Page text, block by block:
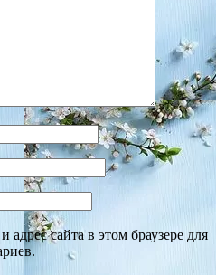
сайта в этом браузере для